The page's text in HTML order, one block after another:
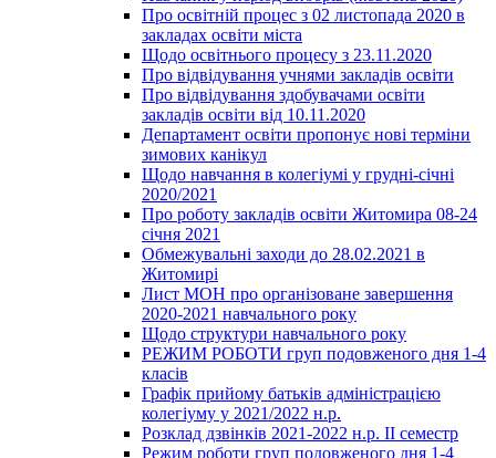
Про освітній процес з 02 листопада 2020 в
закладах освіти міста
Щодо освітнього процесу з 23.11.2020
Про відвідування учнями закладів освіти
Про відвідування здобувачами освіти
закладів освіти від 10.11.2020
Департамент освіти пропонує нові терміни
зимових канікул
Щодо навчання в колегіумі у грудні-січні
2020/2021
Про роботу закладів освіти Житомира 08-24
січня 2021
Обмежувальні заходи до 28.02.2021 в
Житомирі
Лист МОН про організоване завершення
2020-2021 навчального року
Щодо структури навчального року
РЕЖИМ РОБОТИ груп подовженого дня 1-4
класів
Графік прийому батьків адміністрацією
колегіуму у 2021/2022 н.р.
Розклад дзвінків 2021-2022 н.р. ІІ семестр
Режим роботи груп подовженого дня 1-4